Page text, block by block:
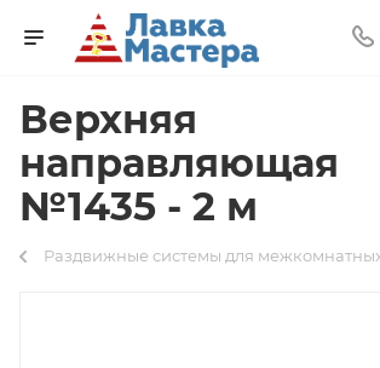
Верхняя
направляющая
№1435 - 2 м
Раздвижные системы для